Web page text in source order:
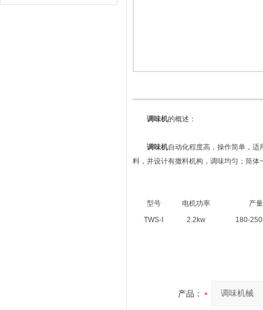
调味机的概述：
调味机自动化程度高，操作简单，适
料，并设计有撒料机构，调味均匀；筒
型号 电机功率
产量
TWS-Ⅰ
2.2kw 180-
产品：